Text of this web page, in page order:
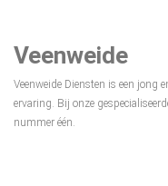
Veenweide
Veenweide Diensten is een jong
ervaring. Bij onze
nummer één.